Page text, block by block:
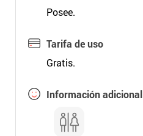
Posee.
Tarifa de uso
Gratis.
Información adicional